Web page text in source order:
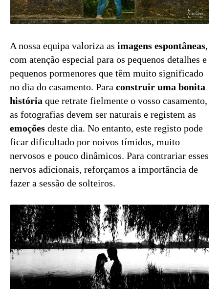
A nossa equipa valoriza as imagens espontâneas,
com atenção especial para os pequenos detalhes e
pequenos pormenores que têm muito significado
no dia do casamento. Para construir uma bonita
história que retrate fielmente o vosso casamento,
as fotografias devem ser naturais e registem as
emoções deste dia. No entanto, este registo pode
ficar dificultado por noivos tímidos, muito
nervosos e pouco dinâmicos. Para contrariar esses
nervos adicionais, reforçamos a importância de
fazer a sessão de solteiros.